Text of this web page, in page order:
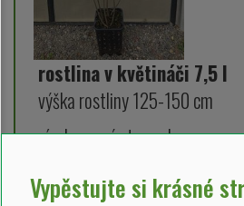
rostlina v květináči 7,5 l
výška rostliny 125-150 cm
vícekmenný stromek
Vypěstujte si krásné